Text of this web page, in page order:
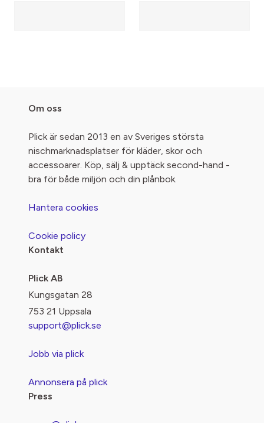
Om oss
Plick är sedan 2013 en av Sveriges största
nischmarknadsplatser för kläder, skor och
accessoarer. Köp, sälj & upptäck second-hand -
bra för både miljön och din plånbok.
Hantera cookies
Cookie policy
Kontakt
Plick AB
Kungsgatan 28
753 21 Uppsala
support@plick.se
Jobb via plick
Annonsera på plick
Press